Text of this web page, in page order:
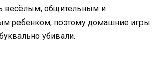
весёлым, общительным и
ребёнком, поэтому домашние игры
убивали.